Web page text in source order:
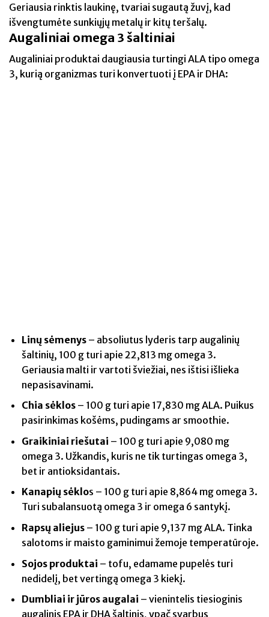
Geriausia rinktis laukinę, tvariai sugautą žuvį, kad
išvengtumėte sunkiųjų metalų ir kitų teršalų.
Augaliniai omega 3 šaltiniai
Augaliniai produktai daugiausia turtingi ALA tipo omega
3, kurią organizmas turi konvertuoti į EPA ir DHA:
Linų sėmenys– absoliutus lyderis tarp augalinių
šaltinių, 100 g turi apie 22,813 mg omega 3.
Geriausia malti ir vartoti šviežiai, nes ištisi išlieka
nepasisavinami.
Chia sėklos– 100 g turi apie 17,830 mg ALA. Puikus
pasirinkimas košėms, pudingams ar smoothie.
Graikiniai riešutai – 100 g turi apie 9,080 mg
omega 3. Užkandis, kuris ne tik turtingas omega 3,
bet ir antioksidantais.
Kanapių sėklos – 100 g turi apie 8,864 mg omega 3.
Turi subalansuotą omega 3 ir omega 6 santykį.
Rapsų aliejus– 100 g turi apie 9,137 mg ALA. Tinka
salotoms ir maisto gaminimui žemoje temperatūroje.
Sojos produktai – tofu, edamame pupelės turi
nedidelį, bet vertingą omega 3 kiekį.
Dumbliai ir jūros augalai – vienintelis tiesioginis
augalinis EPA ir DHA šaltinis, ypač svarbus